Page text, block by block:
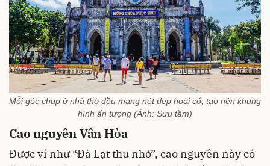
Mỗi góc chụp ở nhà thờ đều mang nét đẹp hoài cổ, tạo nên khung
hình ấn tượng (Ảnh: Sưu tầm)
Cao nguyên Vân Hòa
Được ví như “Đà Lạt thu nhỏ”, cao nguyên này có